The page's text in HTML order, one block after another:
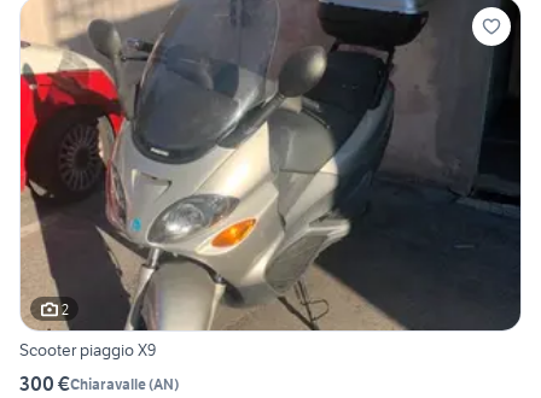
2
Scooter piaggio X9
300 €Chiaravalle(AN)